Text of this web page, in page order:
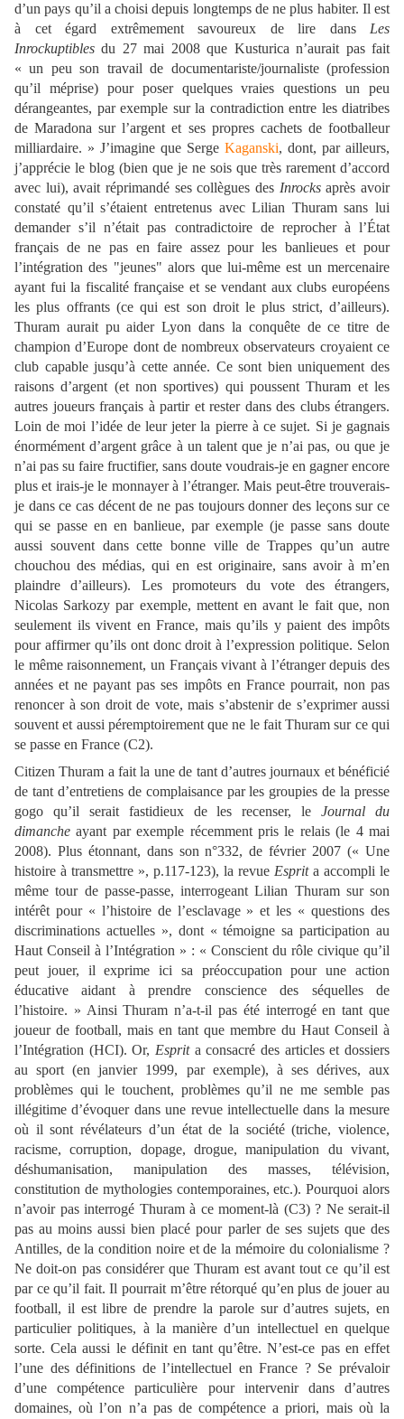
d’un pays qu’il a choisi depuis longtemps de ne plus habiter. Il est
à cet égard extrêmement savoureux de lire dans Les
Inrockuptibles du 27 mai 2008 que Kusturica n’aurait pas fait
« un peu son travail de documentariste/journaliste (profession
qu’il méprise) pour poser quelques vraies questions un peu
dérangeantes, par exemple sur la contradiction entre les diatribes
de Maradona sur l’argent et ses propres cachets de footballeur
milliardaire. » J’imagine que Serge Kaganski, dont, par ailleurs,
j’apprécie le blog (bien que je ne sois que très rarement d’accord
avec lui), avait réprimandé ses collègues des Inrocksaprès avoir
constaté qu’il s’étaient entretenus avec Lilian Thuram sans lui
demander s’il n’était pas contradictoire de reprocher à l’État
français de ne pas en faire assez pour les banlieues et pour
l’intégration des "jeunes" alors que lui-même est un mercenaire
ayant fui la fiscalité française et se vendant aux clubs européens
les plus offrants (ce qui est son droit le plus strict, d’ailleurs).
Thuram aurait pu aider Lyon dans la conquête de ce titre de
champion d’Europe dont de nombreux observateurs croyaient ce
club capable jusqu’à cette année. Ce sont bien uniquement des
raisons d’argent (et non sportives) qui poussent Thuram et les
autres joueurs français à partir et rester dans des clubs étrangers.
Loin de moi l’idée de leur jeter la pierre à ce sujet. Si je gagnais
énormément d’argent grâce à un talent que je n’ai pas, ou que je
n’ai pas su faire fructifier, sans doute voudrais-je en gagner encore
plus et irais-je le monnayer à l’étranger. Mais peut-être trouverais-
je dans ce cas décent de ne pas toujours donner des leçons sur ce
qui se passe en en banlieue, par exemple (je passe sans doute
aussi souvent dans cette bonne ville de Trappes qu’un autre
chouchou des médias, qui en est originaire, sans avoir à m’en
plaindre d’ailleurs). Les promoteurs du vote des étrangers,
Nicolas Sarkozy par exemple, mettent en avant le fait que, non
seulement ils vivent en France, mais qu’ils y paient des impôts
pour affirmer qu’ils ont donc droit à l’expression politique. Selon
le même raisonnement, un Français vivant à l’étranger depuis des
années et ne payant pas ses impôts en France pourrait, non pas
renoncer à son droit de vote, mais s’abstenir de s’exprimer aussi
souvent et aussi péremptoirement que ne le fait Thuram sur ce qui
se passe en France (C2).
Citizen Thuram a fait la une de tant d’autres journaux et bénéficié
de tant d’entretiens de complaisance par les groupies de la presse
gogo qu’il serait fastidieux de les recenser, leJournal du
dimanche ayant par exemple récemment pris le relais (le 4 mai
2008). Plus étonnant, dans son n°332, de février 2007 (« Une
histoire à transmettre », p.117-123), la revue Esprita accompli le
même tour de passe-passe, interrogeant Lilian Thuram sur son
intérêt pour « l’histoire de l’esclavage » et les « questions des
discriminations actuelles », dont « témoigne sa participation au
Haut Conseil à l’Intégration » : « Conscient du rôle civique qu’il
peut jouer, il exprime ici sa préoccupation pour une action
éducative aidant à prendre conscience des séquelles de
l’histoire. » Ainsi Thuram n’a-t-il pas été interrogé en tant que
joueur de football, mais en tant que membre du Haut Conseil à
l’Intégration (HCI). Or, Esprita consacré des articles et dossiers
au sport (en janvier 1999, par exemple), à ses dérives, aux
problèmes qui le touchent, problèmes qu’il ne me semble pas
illégitime d’évoquer dans une revue intellectuelle dans la mesure
où il sont révélateurs d’un état de la société (triche, violence,
racisme, corruption, dopage, drogue, manipulation du vivant,
déshumanisation, manipulation des masses, télévision,
constitution de mythologies contemporaines, etc.). Pourquoi alors
n’avoir pas interrogé Thuram à ce moment-là (C3) ? Ne serait-il
pas au moins aussi bien placé pour parler de ses sujets que des
Antilles, de la condition noire et de la mémoire du colonialisme ?
Ne doit-on pas considérer que Thuram est avant tout ce qu’il est
par ce qu’il fait. Il pourrait m’être rétorqué qu’en plus de jouer au
football, il est libre de prendre la parole sur d’autres sujets, en
particulier politiques, à la manière d’un intellectuel en quelque
sorte. Cela aussi le définit en tant qu’être. N’est-ce pas en effet
l’une des définitions de l’intellectuel en France ? Se prévaloir
d’une compétence particulière pour intervenir dans d’autres
domaines, où l’on n’a pas de compétence a priori, mais où la